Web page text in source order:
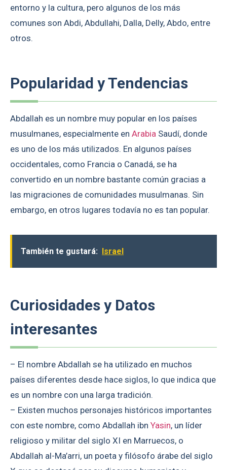
entorno y la cultura, pero algunos de los más
comunes son Abdi, Abdullahi, Dalla, Delly, Abdo, entre
otros.
Popularidad y Tendencias
Abdallah es un nombre muy popular en los países
musulmanes, especialmente en Arabia Saudí, donde
es uno de los más utilizados. En algunos países
occidentales, como Francia o Canadá, se ha
convertido en un nombre bastante común gracias a
las migraciones de comunidades musulmanas. Sin
embargo, en otros lugares todavía no es tan popular.
También te gustará: Israel
Curiosidades y Datos
interesantes
– El nombre Abdallah se ha utilizado en muchos
países diferentes desde hace siglos, lo que indica que
es un nombre con una larga tradición.
– Existen muchos personajes históricos importantes
con este nombre, como Abdallah ibn Yasin, un líder
religioso y militar del siglo XI en Marruecos, o
Abdallah al-Ma’arri, un poeta y filósofo árabe del siglo